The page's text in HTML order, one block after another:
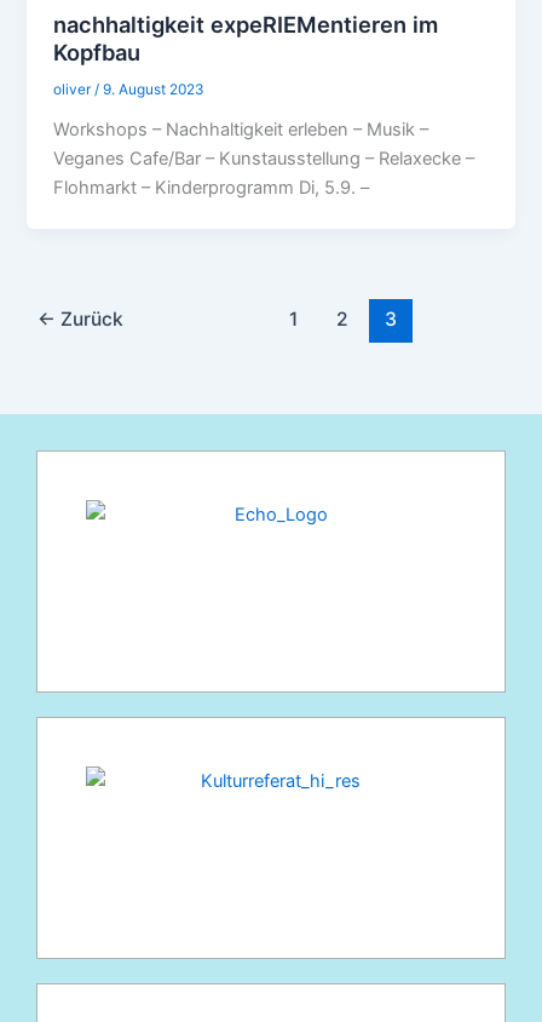
nachhaltigkeit expeRIEMentieren im
Kopfbau
oliver/9. August 2023
Workshops – Nachhaltigkeit erleben – Musik –
Veganes Cafe/Bar – Kunstausstellung – Relaxecke –
Flohmarkt – Kinderprogramm Di, 5.9. –
← Zurück 1 2 3